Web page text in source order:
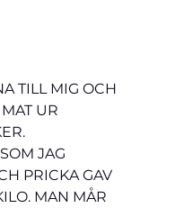
TILL MIG OCH
UR
JAG
PRICKA GAV
MAN MÅR